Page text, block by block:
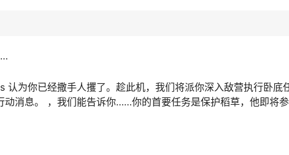
…
认为你已经撒手人攫了。趁此机，我们将派你深入敌营执行卧底
消息。 ，我们能告诉你……你的首要任务是保护稻草，他即将